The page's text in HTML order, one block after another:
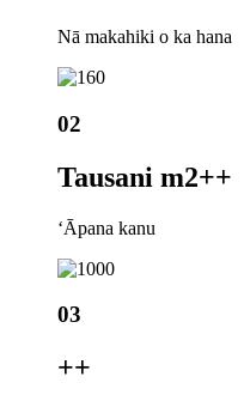
Nā makahiki o ka hana
02
Tausani m2++
ʻĀpana kanu
03
++